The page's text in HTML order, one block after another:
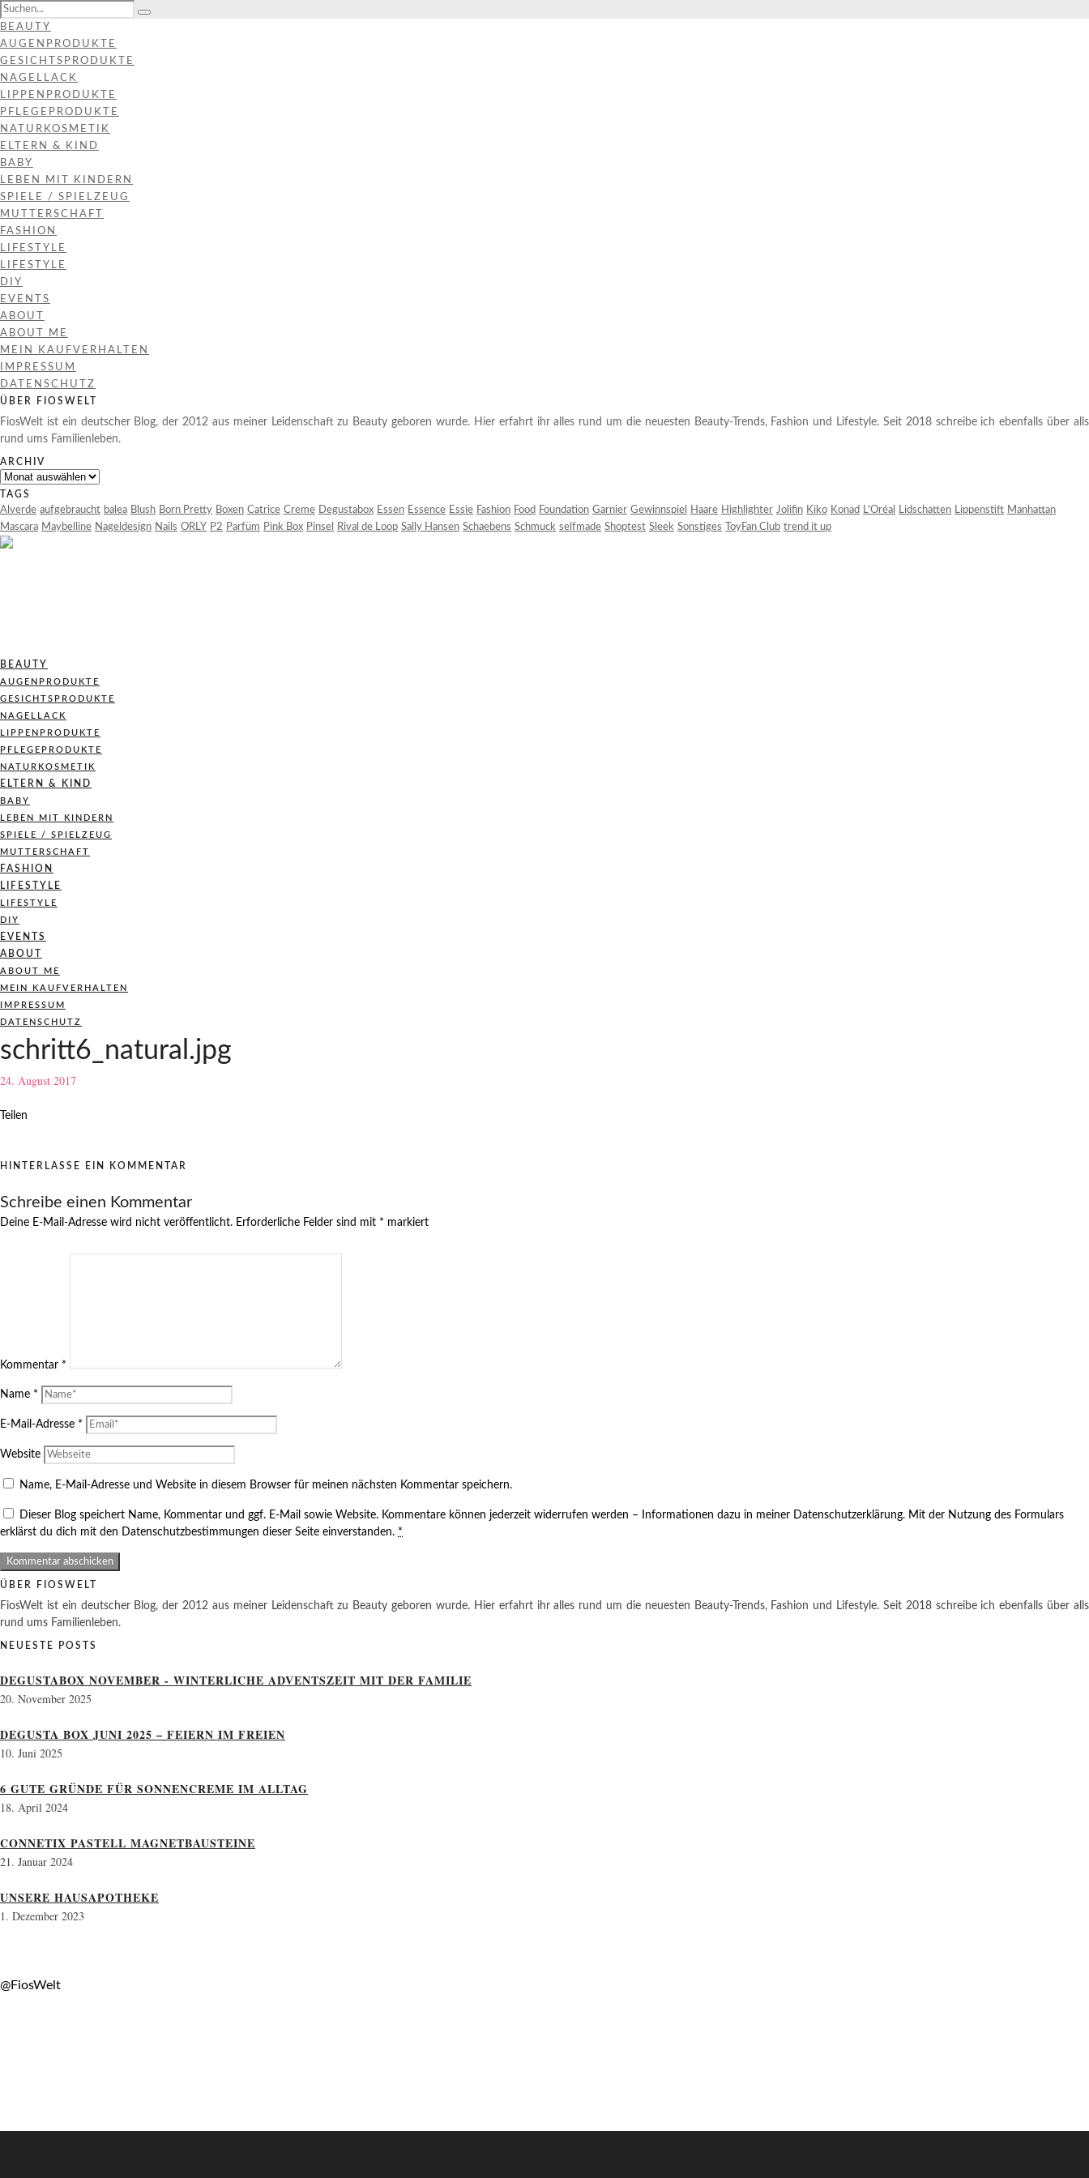
BEAUTY
AUGENPRODUKTE
GESICHTSPRODUKTE
NAGELLACK
LIPPENPRODUKTE
PFLEGEPRODUKTE
NATURKOSMETIK
ELTERN & KIND
BABY
LEBEN MIT KINDERN
SPIELE / SPIELZEUG
MUTTERSCHAFT
FASHION
LIFESTYLE
LIFESTYLE
DIY
EVENTS
ABOUT
ABOUT ME
MEIN KAUFVERHALTEN
IMPRESSUM
DATENSCHUTZ
ÜBER FIOSWELT
FiosWelt ist ein deutscher Blog, der 2012 aus meiner Leidenschaft zu Beauty geboren wurde. Hier erfahrt ihr alles rund um die neuesten Beauty-Trends, Fashion und Lifestyle. Seit 2018 schreibe ich ebenfalls über alls
rund ums Familienleben.
ARCHIV
Archiv
TAGS
Alverde aufgebraucht balea Blush Born Pretty Boxen Catrice Creme Degustabox Essen Essence Essie Fashion Food Foundation Garnier Gewinnspiel Haare Highlighter Jolifin Kiko Konad L'Oréal Lidschatten Lippenstift Manhattan
Mascara Maybelline Nageldesign Nails ORLY P2 Parfüm Pink Box Pinsel Rival de Loop Sally Hansen Schaebens Schmuck selfmade Shoptest Sleek Sonstiges ToyFan Club trend it up
BEAUTY
AUGENPRODUKTE
GESICHTSPRODUKTE
NAGELLACK
LIPPENPRODUKTE
PFLEGEPRODUKTE
NATURKOSMETIK
ELTERN & KIND
BABY
LEBEN MIT KINDERN
SPIELE / SPIELZEUG
MUTTERSCHAFT
FASHION
LIFESTYLE
LIFESTYLE
DIY
EVENTS
ABOUT
ABOUT ME
MEIN KAUFVERHALTEN
IMPRESSUM
DATENSCHUTZ
schritt6_natural.jpg
24. August 2017
Teilen
HINTERLASSE EIN KOMMENTAR
Schreibe einen Kommentar
Deine E-Mail-Adresse wird nicht veröffentlicht. Erforderliche Felder sind mit * markiert
Kommentar *
Name *
E-Mail-Adresse *
Website
Name, E-Mail-Adresse und Website in diesem Browser für meinen nächsten Kommentar speichern.
Dieser Blog speichert Name, Kommentar und ggf. E-Mail sowie Website. Kommentare können jederzeit widerrufen werden – Informationen dazu in meiner Datenschutzerklärung. Mit der Nutzung des Formulars
erklärst du dich mit den Datenschutzbestimmungen dieser Seite einverstanden. *
ÜBER FIOSWELT
FiosWelt ist ein deutscher Blog, der 2012 aus meiner Leidenschaft zu Beauty geboren wurde. Hier erfahrt ihr alles rund um die neuesten Beauty-Trends, Fashion und Lifestyle. Seit 2018 schreibe ich ebenfalls über alls
rund ums Familienleben.
NEUESTE POSTS
DEGUSTABOX NOVEMBER - WINTERLICHE ADVENTSZEIT MIT DER FAMILIE
20. November 2025
DEGUSTA BOX JUNI 2025 – FEIERN IM FREIEN
10. Juni 2025
6 GUTE GRÜNDE FÜR SONNENCREME IM ALLTAG
18. April 2024
CONNETIX PASTELL MAGNETBAUSTEINE
21. Januar 2024
UNSERE HAUSAPOTHEKE
1. Dezember 2023
@FiosWelt